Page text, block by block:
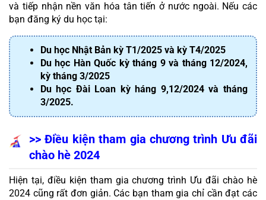
và tiếp nhận nền văn hóa tân tiến ở nước ngoài. Nếu các
bạn đăng ký du học tại:
Du học Nhật Bản kỳ T1/2025 và kỳ T4/2025
Du học Hàn Quốc kỳ tháng 9 và tháng 12/2024,
kỳ tháng 3/2025
Du học Đài Loan kỳ háng 9,12/2024 và tháng
3/2025.
>> Điều kiện tham gia chương trình Ưu đãi
chào hè 2024
Hiện tại, điều kiện tham gia chương trình Ưu đãi chào hè
2024 cũng rất đơn giản. Các bạn tham gia chỉ cần đạt các